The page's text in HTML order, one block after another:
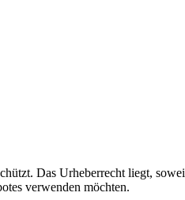
Das Urheberrecht liegt,
verwenden möchten.